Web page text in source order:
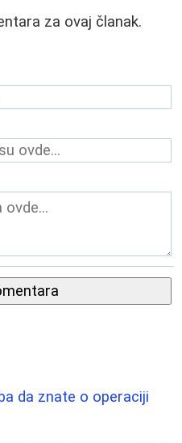
za ovaj članak.
da znate o operaciji